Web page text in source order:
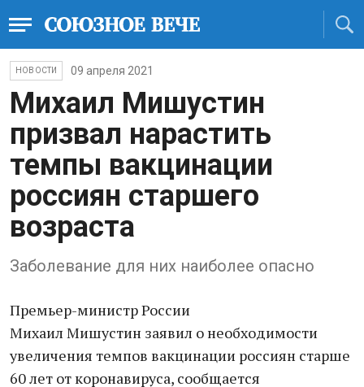
НОВОСТИ 09 апреля 2021
Михаил Мишустин
призвал нарастить
темпы вакцинации
россиян старшего
возраста
Заболевание для них наиболее опасно
Премьер-министр России
Михаил Мишустин заявил о необходимости
увеличения темпов вакцинации россиян старше
60 лет от коронавируса, сообщается